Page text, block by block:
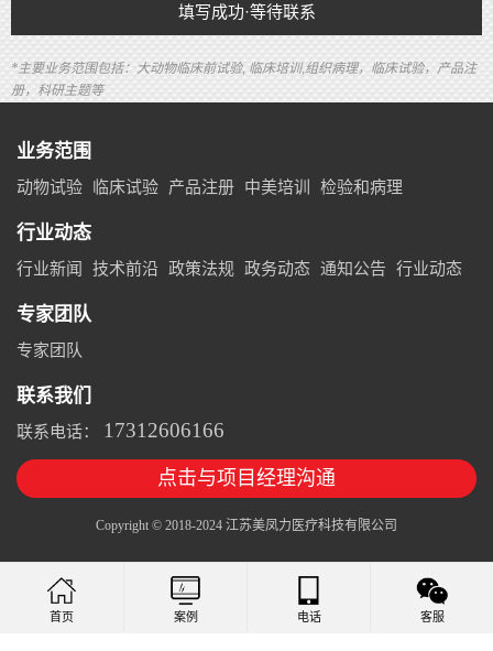
填写成功·等待联系
*主要业务范围包括：大动物临床前试验, 临床培训,组织病理，临床试验，产品注
册，科研主题等
业务范围
动物试验 临床试验 产品注册 中美培训 检验和病理
行业动态
行业新闻 技术前沿 政策法规 政务动态 通知公告 行业动态
专家团队
专家团队
联系我们
联系电话： 17312606166
点击与项目经理沟通
Copyright © 2018-2024 江苏美凤力医疗科技有限公司
首页 案例 电话 客服